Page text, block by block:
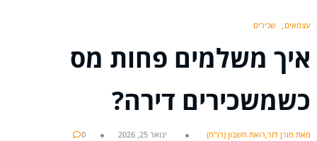
עצמאים שכירים
איך משלמים פחות מס
כשמשכירים דירה?
מאת מורן לזר,רואת חשבון (רו"ח) ינואר 25, 2026 0